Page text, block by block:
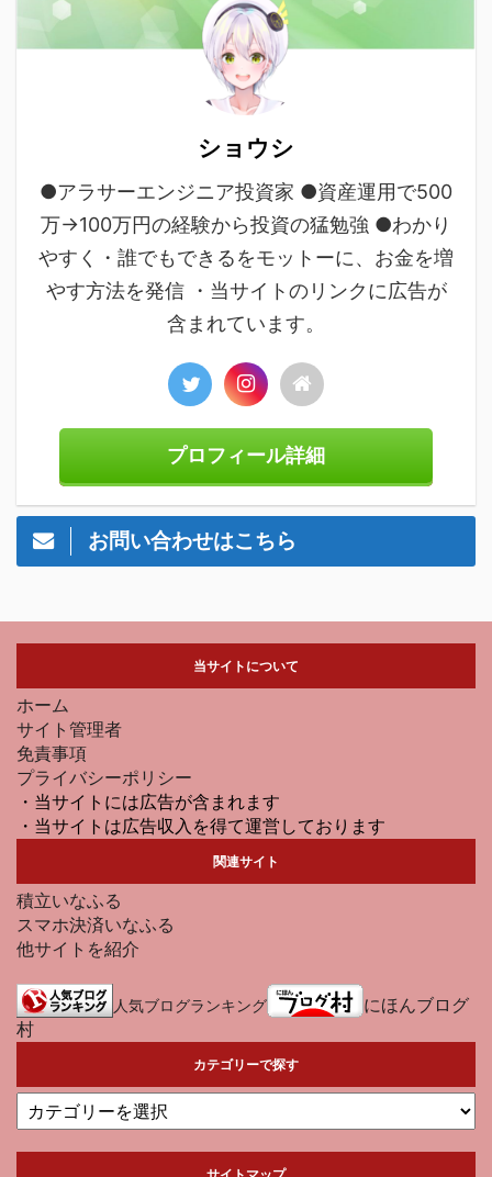
ショウシ
●アラサーエンジニア投資家 ●資産運用で500
万→100万円の経験から投資の猛勉強 ●わかり
やすく・誰でもできるをモットーに、お金を増
やす方法を発信 ・当サイトのリンクに広告が
含まれています。
プロフィール詳細
お問い合わせはこちら
当サイトについて
ホーム
サイト管理者
免責事項
プライバシーポリシー
・当サイトには広告が含まれます
・当サイトは広告収入を得て運営しております
関連サイト
積立いなふる
スマホ決済いなふる
他サイトを紹介
人気ブログランキング
にほんブログ
村
カテゴリーで探す